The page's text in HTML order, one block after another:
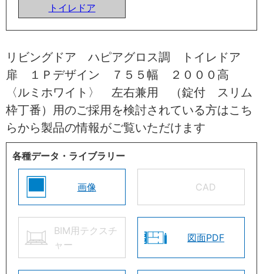
トイレドア
リビングドア ハピアグロス調 トイレドア
扉 １Ｐデザイン ７５５幅 ２０００高
〈ルミホワイト〉 左右兼用 （錠付 スリム
枠丁番）用のご採用を検討されている方はこち
らから製品の情報がご覧いただけます
各種データ・ライブラリー
画像 CAD
BIM用テクスチ
ャー
図面PDF